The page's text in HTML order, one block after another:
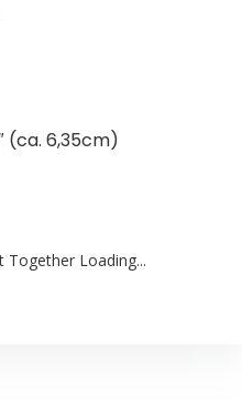
(ca. 6,35cm)
Together Loading...